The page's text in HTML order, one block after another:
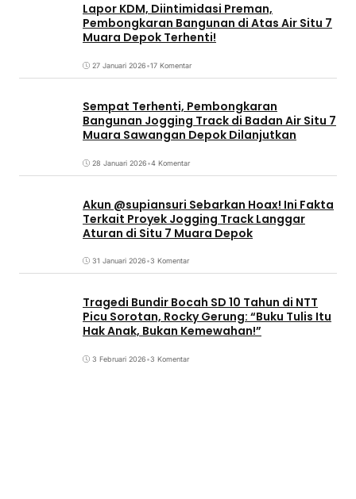
Lapor KDM, Diintimidasi Preman,
Pembongkaran Bangunan di Atas Air Situ 7
Muara Depok Terhenti!
27 Januari 2026•17 Komentar
Sempat Terhenti, Pembongkaran
Bangunan Jogging Track di Badan Air Situ 7
Muara Sawangan Depok Dilanjutkan
28 Januari 2026•4 Komentar
Akun @supiansuri Sebarkan Hoax! Ini Fakta
Terkait Proyek Jogging Track Langgar
Aturan di Situ 7 Muara Depok
31 Januari 2026•3 Komentar
Tragedi Bundir Bocah SD 10 Tahun di NTT
Picu Sorotan, Rocky Gerung: “Buku Tulis Itu
Hak Anak, Bukan Kemewahan!”
3 Februari 2026•3 Komentar